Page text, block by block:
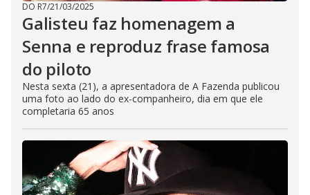
DO R7/21/03/2025
Galisteu faz homenagem a
Senna e reproduz frase famosa
do piloto
Nesta sexta (21), a apresentadora de A Fazenda publicou
uma foto ao lado do ex-companheiro, dia em que ele
completaria 65 anos